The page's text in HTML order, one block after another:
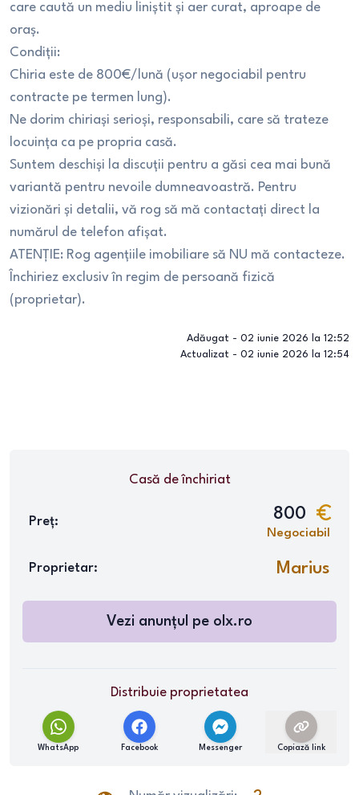
care caută un mediu liniștit și aer curat, aproape de
oraș.
​Condiții:
​Chiria este de 800€/lună (ușor negociabil pentru
contracte pe termen lung).
​Ne dorim chiriași serioși, responsabili, care să trateze
locuința ca pe propria casă.
​Suntem deschiși la discuții pentru a găsi cea mai bună
variantă pentru nevoile dumneavoastră. Pentru
vizionări și detalii, vă rog să mă contactați direct la
numărul de telefon afișat.
​ATENȚIE: Rog agențiile imobiliare să NU mă contacteze.
Închiriez exclusiv în regim de persoană fizică
(proprietar).
Adăugat - 02 iunie 2026 la 12:52
Actualizat - 02 iunie 2026 la 12:54
Casă de închiriat
Preț: 800
Negociabil
Proprietar: Marius
Vezi anunțul pe olx.ro
Distribuie proprietatea
WhatsApp Facebook Messenger Copiază link